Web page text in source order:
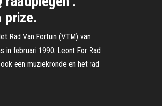
prize.
Rad Van Fortuin (VTM) van
in februari 1990. Leont For Rad
een muziekronde en het rad